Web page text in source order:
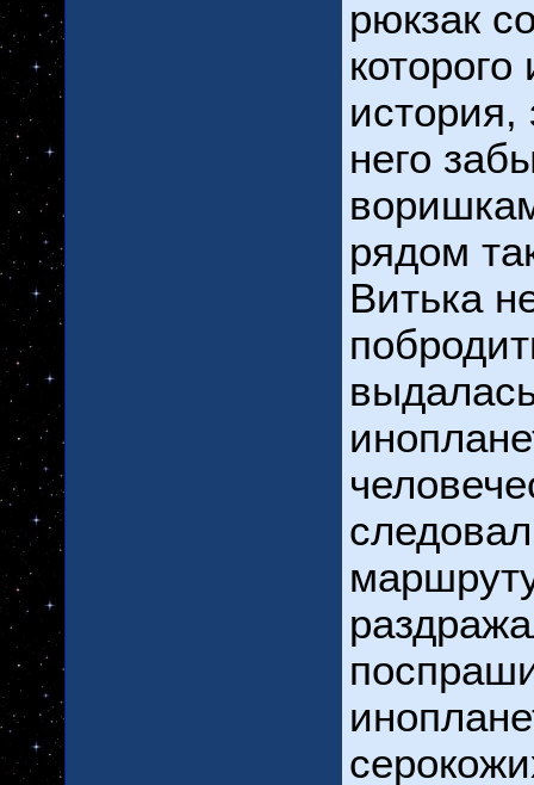
рюкзак
него
рядом
Витька